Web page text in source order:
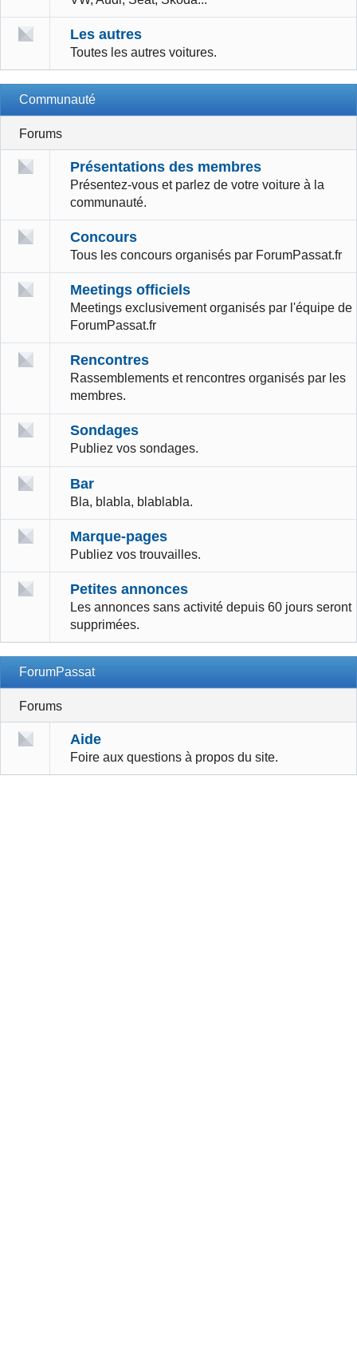
Les autres
Toutes les autres voitures.
Communauté
Forums
Présentations des membres
Présentez-vous et parlez de votre voiture à la
communauté.
Concours
Tous les concours organisés par ForumPassat.fr
Meetings officiels
Meetings exclusivement organisés par l'équipe de
ForumPassat.fr
Rencontres
Rassemblements et rencontres organisés par les
membres.
Sondages
Publiez vos sondages.
Bar
Bla, blabla, blablabla.
Marque-pages
Publiez vos trouvailles.
Petites annonces
Les annonces sans activité depuis 60 jours seront
supprimées.
ForumPassat
Forums
Aide
Foire aux questions à propos du site.